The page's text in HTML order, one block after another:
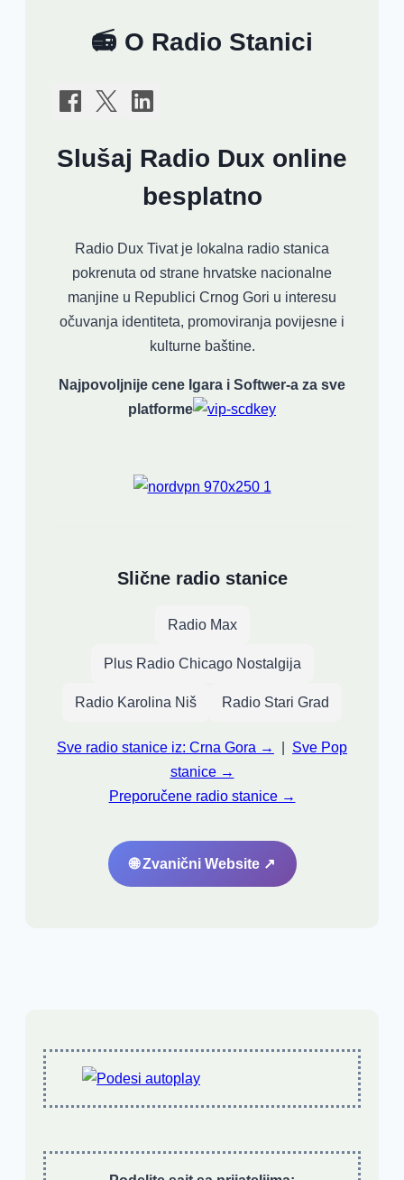
📻 O Radio Stanici
Slušaj Radio Dux online
besplatno
Radio Dux Tivat je lokalna radio stanica
pokrenuta od strane hrvatske nacionalne
manjine u Republici Crnog Gori u interesu
očuvanja identiteta, promoviranja povijesne i
kulturne baštine.
Najpovoljnije cene Igara i Softwer-a za sve
platforme
Slične radio stanice
Radio Max
Plus Radio Chicago Nostalgija
Radio Karolina Niš Radio Stari Grad
Sve radio stanice iz: Crna Gora →
Sve Pop
stanice →
Preporučene radio stanice →
🌐 Zvanični Website ↗